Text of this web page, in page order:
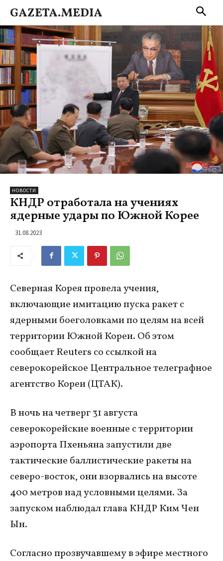
GAZETA.MEDIA
НОВОСТИ
КНДР отработала на учениях
ядерные удары по Южной Корее
31.08.2023
Северная Корея провела учения,
включающие имитацию пуска ракет с
ядерными боеголовками по целям на всей
территории Южной Кореи. Об этом
сообщает Reuters со ссылкой на
северокорейское Центральное телеграфное
агентство Кореи (ЦТАК).
В ночь на четверг 31 августа
северокорейские военные с территории
аэропорта Пхеньяна запустили две
тактические баллистические ракеты на
северо-восток, они взорвались на высоте
400 метров над условными целями. За
запуском наблюдал глава КНДР Ким Чен
Ын.
Согласно прозвучавшему в эфире местного